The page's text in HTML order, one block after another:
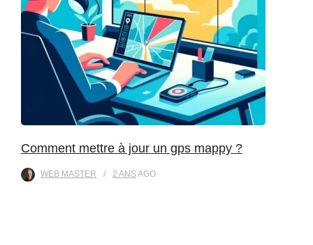
Comment mettre à jour un gps mappy ?
WEB MASTER 2 ANSAGO